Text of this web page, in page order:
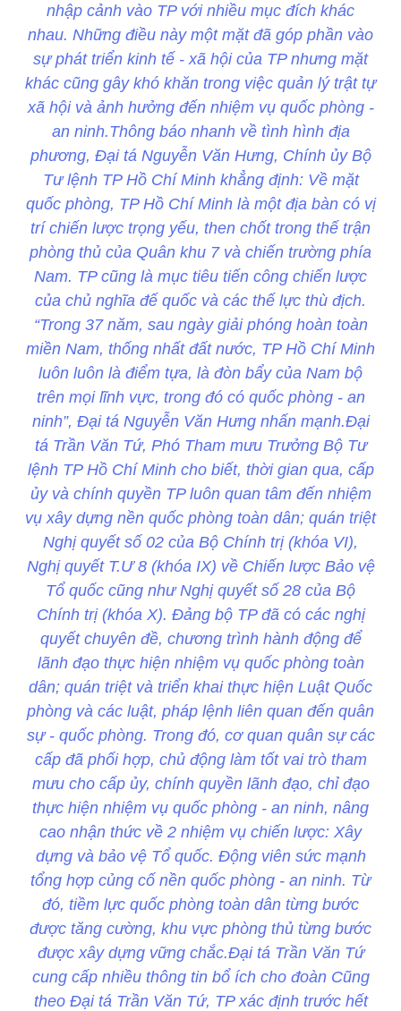
nhập cảnh vào TP với nhiều mục đích khác
nhau. Những điều này một mặt đã góp phần vào
sự phát triển kinh tế - xã hội của TP nhưng mặt
khác cũng gây khó khăn trong việc quản lý trật tự
xã hội và ảnh hưởng đến nhiệm vụ quốc phòng -
an ninh.Thông báo nhanh về tình hình địa
phương, Đại tá Nguyễn Văn Hưng, Chính ủy Bộ
Tư lệnh TP Hồ Chí Minh khẳng định: Về mặt
quốc phòng, TP Hồ Chí Minh là một địa bàn có vị
trí chiến lược trọng yếu, then chốt trong thế trận
phòng thủ của Quân khu 7 và chiến trường phía
Nam. TP cũng là mục tiêu tiến công chiến lược
của chủ nghĩa đế quốc và các thế lực thù địch.
“Trong 37 năm, sau ngày giải phóng hoàn toàn
miền Nam, thống nhất đất nước, TP Hồ Chí Minh
luôn luôn là điểm tựa, là đòn bẩy của Nam bộ
trên mọi lĩnh vực, trong đó có quốc phòng - an
ninh”, Đại tá Nguyễn Văn Hưng nhấn mạnh.Đại
tá Trần Văn Tứ, Phó Tham mưu Trưởng Bộ Tư
lệnh TP Hồ Chí Minh cho biết, thời gian qua, cấp
ủy và chính quyền TP luôn quan tâm đến nhiệm
vụ xây dựng nền quốc phòng toàn dân; quán triệt
Nghị quyết số 02 của Bộ Chính trị (khóa VI),
Nghị quyết T.Ư 8 (khóa IX) về Chiến lược Bảo vệ
Tổ quốc cũng như Nghị quyết số 28 của Bộ
Chính trị (khóa X). Đảng bộ TP đã có các nghị
quyết chuyên đề, chương trình hành động để
lãnh đạo thực hiện nhiệm vụ quốc phòng toàn
dân; quán triệt và triển khai thực hiện Luật Quốc
phòng và các luật, pháp lệnh liên quan đến quân
sự - quốc phòng. Trong đó, cơ quan quân sự các
cấp đã phối hợp, chủ động làm tốt vai trò tham
mưu cho cấp ủy, chính quyền lãnh đạo, chỉ đạo
thực hiện nhiệm vụ quốc phòng - an ninh, nâng
cao nhận thức về 2 nhiệm vụ chiến lược: Xây
dựng và bảo vệ Tổ quốc. Động viên sức mạnh
tổng hợp củng cố nền quốc phòng - an ninh. Từ
đó, tiềm lực quốc phòng toàn dân từng bước
được tăng cường, khu vực phòng thủ từng bước
được xây dựng vững chắc.Đại tá Trần Văn Tứ
cung cấp nhiều thông tin bổ ích cho đoàn Cũng
theo Đại tá Trần Văn Tứ, TP xác định trước hết